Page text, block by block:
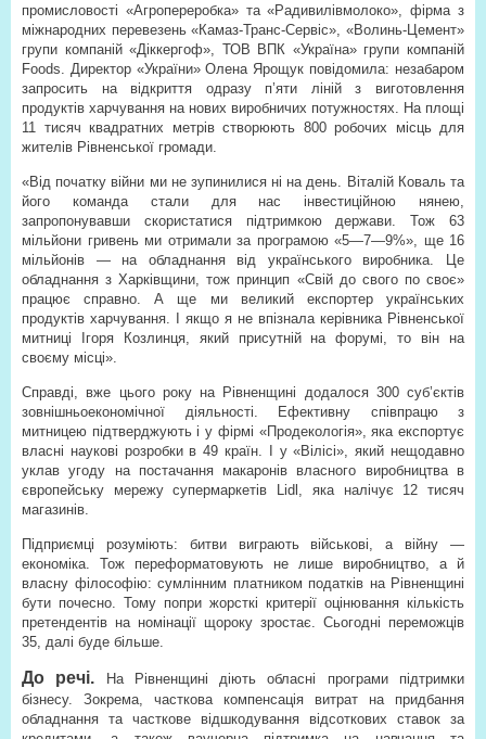
промисловості «Агропереробка» та «Радивилівмолоко», фірма з
міжнародних перевезень «Камаз-Транс-Сервіс», «Волинь-Цемент»
групи компаній «Діккергоф», ТОВ ВПК «Україна» групи компаній
Foods. Директор «України» Олена Ярощук повідомила: незабаром
запросить на відкриття одразу п’яти ліній з виготовлення
продуктів харчування на нових виробничих потужностях. На площі
11 тисяч квадратних метрів створюють 800 робочих місць для
жителів Рівненської громади.
«Від початку війни ми не зупинилися ні на день. Віталій Коваль та
його команда стали для нас інвестиційною нянею,
запропонувавши скористатися підтримкою держави. Тож 63
мільйони гривень ми отримали за програмою «5—7—9%», ще 16
мільйонів — на обладнання від українського виробника. Це
обладнання з Харківщини, тож принцип «Свій до свого по своє»
працює справно. А ще ми великий експортер українських
продуктів харчування. І якщо я не впізнала керівника Рівненської
митниці Ігоря Козлинця, який присутній на форумі, то він на
своєму місці».
Справді, вже цього року на Рівненщині додалося 300 суб’єктів
зовнішньоекономічної діяльності. Ефективну співпрацю з
митницею підтверджують і у фірмі «Продекологія», яка експортує
власні наукові розробки в 49 країн. І у «Вілісі», який нещодавно
уклав угоду на постачання макаронів власного виробництва в
європейську мережу супермаркетів Lidl, яка налічує 12 тисяч
магазинів.
Підприємці розуміють: битви виграють військові, а війну —
економіка. Тож переформатовують не лише виробництво, а й
власну філософію: сумлінним платником податків на Рівненщині
бути почесно. Тому попри жорсткі критерії оцінювання кількість
претендентів на номінації щороку зростає. Сьогодні переможців
35, далі буде більше.
До речі.
На Рівненщині діють обласні програми підтримки
бізнесу. Зокрема, часткова компенсація витрат на придбання
обладнання та часткове відшкодування відсоткових ставок за